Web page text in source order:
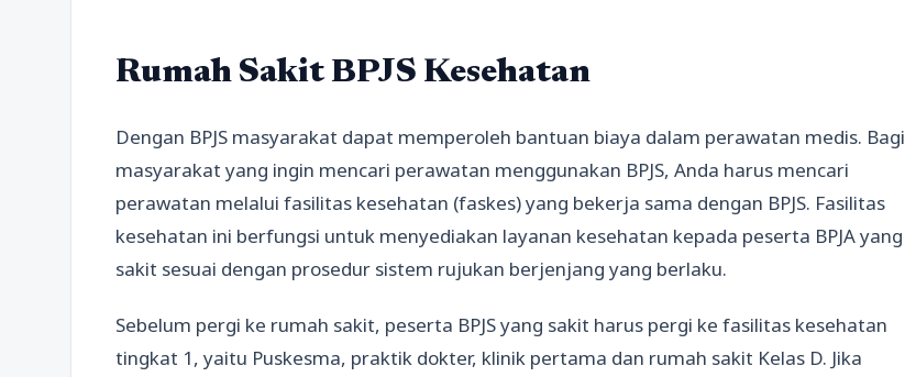
Rumah Sakit BPJS Kesehatan
Dengan BPJS masyarakat dapat memperoleh bantuan biaya dalam perawatan medis. Bagi
masyarakat yang ingin mencari perawatan menggunakan BPJS, Anda harus mencari
perawatan melalui fasilitas kesehatan (faskes) yang bekerja sama dengan BPJS. Fasilitas
kesehatan ini berfungsi untuk menyediakan layanan kesehatan kepada peserta BPJA yang
sakit sesuai dengan prosedur sistem rujukan berjenjang yang berlaku.
Sebelum pergi ke rumah sakit, peserta BPJS yang sakit harus pergi ke fasilitas kesehatan
tingkat 1, yaitu Puskesma, praktik dokter, klinik pertama dan rumah sakit Kelas D. Jika